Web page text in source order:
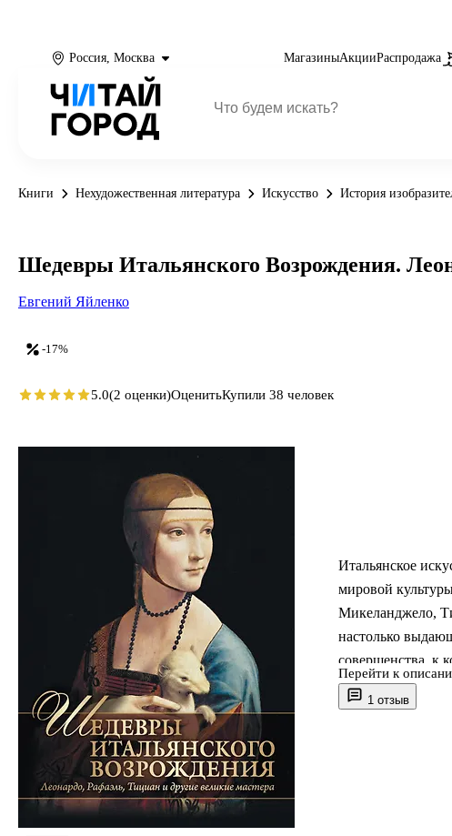
Россия, Москва МагазиныАкцииРаспродажа
Книги Нехудожественная литература Искусство История
1 отзыв
Итальянское
мировой
Микеланджело,
настолько
совершенства, к
обращались — и
всем мире.
Перейти к
-17%
Шедевры Итальянского Возрождения.
Евгений Яйленко
5.0(2 оценки)ОценитьКупили 38 человек